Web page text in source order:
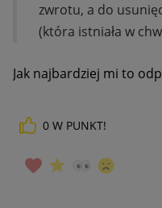
zwrotu, a do
(która istniała w
Jak najbardziej mi to
0 W PUNKT!